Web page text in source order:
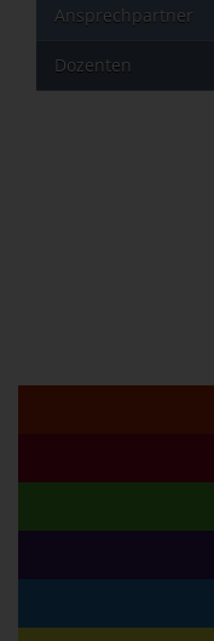
Ansprechpartner
Dozenten